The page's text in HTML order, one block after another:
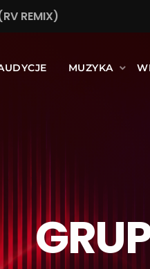
REMIX)
MUZYKA